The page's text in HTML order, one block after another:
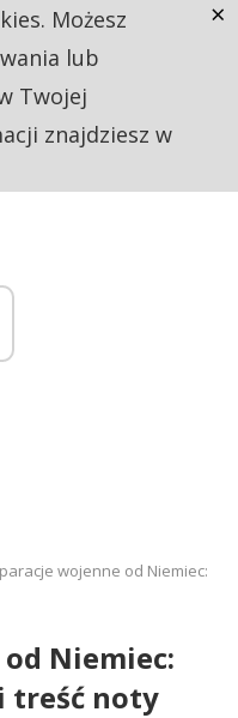
wojenne od Niemiec:
Niemiec:
treść noty
Możesz
lub
Twojej
znajdziesz w
×